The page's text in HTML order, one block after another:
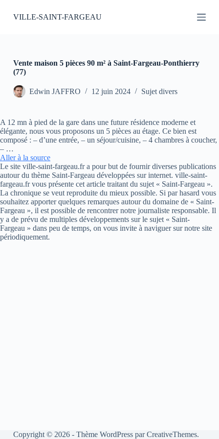
u
o
n
u
VILLE-SAINT-FARGEAU
Vente maison 5 pièces 90 m² à Saint-Fargeau-Ponthierry
(77)
Edwin JAFFRO 12 juin 2024 Sujet divers
A 12 mn à pied de la gare dans une future résidence moderne et
élégante, nous vous proposons un 5 pièces au étage. Ce bien est
composé : – d’une entrée, – un séjour/cuisine, – 4 chambres à coucher,
– …
Aller à la source
Le site ville-saint-fargeau.fr a pour but de fournir diverses publications
autour du thème Saint-Fargeau développées sur internet. ville-saint-
fargeau.fr vous présente cet article traitant du sujet « Saint-Fargeau ».
La chronique se veut reproduite du mieux possible. Si par hasard vous
souhaitez apporter quelques remarques autour du domaine de « Saint-
Fargeau », il est possible de rencontrer notre journaliste responsable. Il
y a de prévu de multiples développements sur le sujet « Saint-
Fargeau » dans peu de temps, on vous invite à naviguer sur notre site
périodiquement.
Copyright © 2026 - Thème WordPress parCreativeThemes.